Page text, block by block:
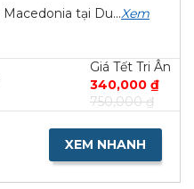
tại Du...Xem
Giá Tết Tri Ân
340,000 ₫
750,000 ₫
XEM NHANH